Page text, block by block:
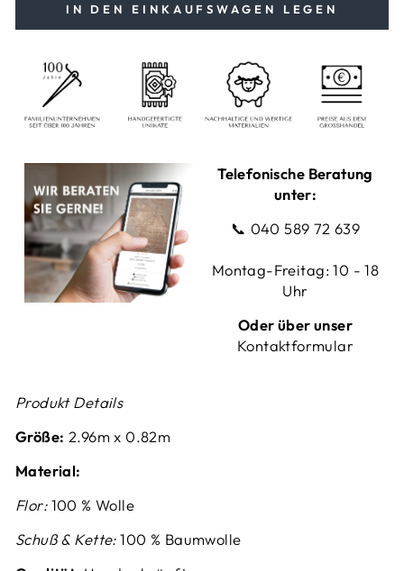
IN DEN EINKAUFSWAGEN LEGEN
Telefonische Beratung
unter:
📞 040 589 72 639
Montag-Freitag: 10 - 18
Uhr
Oder über unser
Kontaktformular
Produkt Details
Größe: 2.96m x 0.82m
Material:
Flor: 100 % Wolle
Schuß & Kette: 100 % Baumwolle